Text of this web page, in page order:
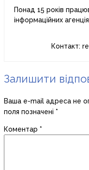
Понад 15 років
інформаційних
Контакт:
Залишити
Ваша e-mail адреса не
поля позначені *
Коментар *